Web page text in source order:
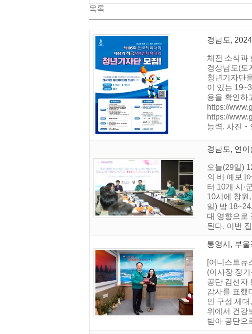
목록
경남도,
체전 소식과
경상남도(도
청년기자단
이 있는
용을 확인하
https://
https://
능력, 사진‧
경남도, 연
오늘(29일)
의 비 예보 [
터 10개 시·
10시에 창원
일) 밤
대 영향으로
된다. 이번
통영시, 부
[어니스트뉴
(이사장 정
공단 김선자
감사를 표했
인 구성 세
위에서 건강
받아 공단으